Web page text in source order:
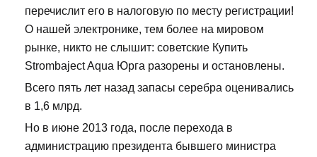
перечислит его в налоговую по месту регистрации!
О нашей электронике, тем более на мировом
рынке, никто не слышит: советские Купить
Strombaject Aqua Юрга разорены и остановлены.
Всего пять лет назад запасы серебра оценивались
в 1,6 млрд.
Но в июне 2013 года, после перехода в
администрацию президента бывшего министра